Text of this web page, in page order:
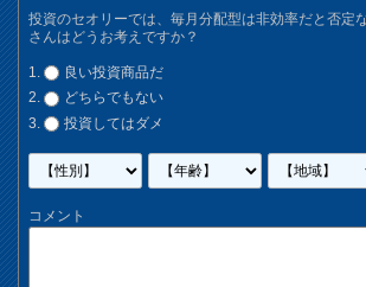
投資のセオリーでは、毎月分配型は非効率だと否定
さんはどうお考えですか？
良い投資商品だ
どちらでもない
投資してはダメ
コメント